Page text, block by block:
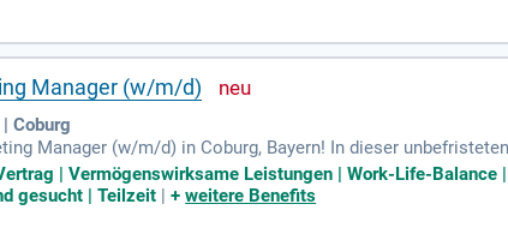
Manager (w/m/d)
Coburg
Manager (w/m/d) in Coburg, Bayern! In dieser
umfassen die Entwicklung innovativer Social-Media-
mit Creatorn und analysierst Trends, um neue
Erfahrung im Social Media Management sind
Markenkommunikation maßgeblich zu gestalten!
| Vermögenswirksame Leistungen | Work-Life-Balance
gesucht | Teilzeit |+weitere Benefits